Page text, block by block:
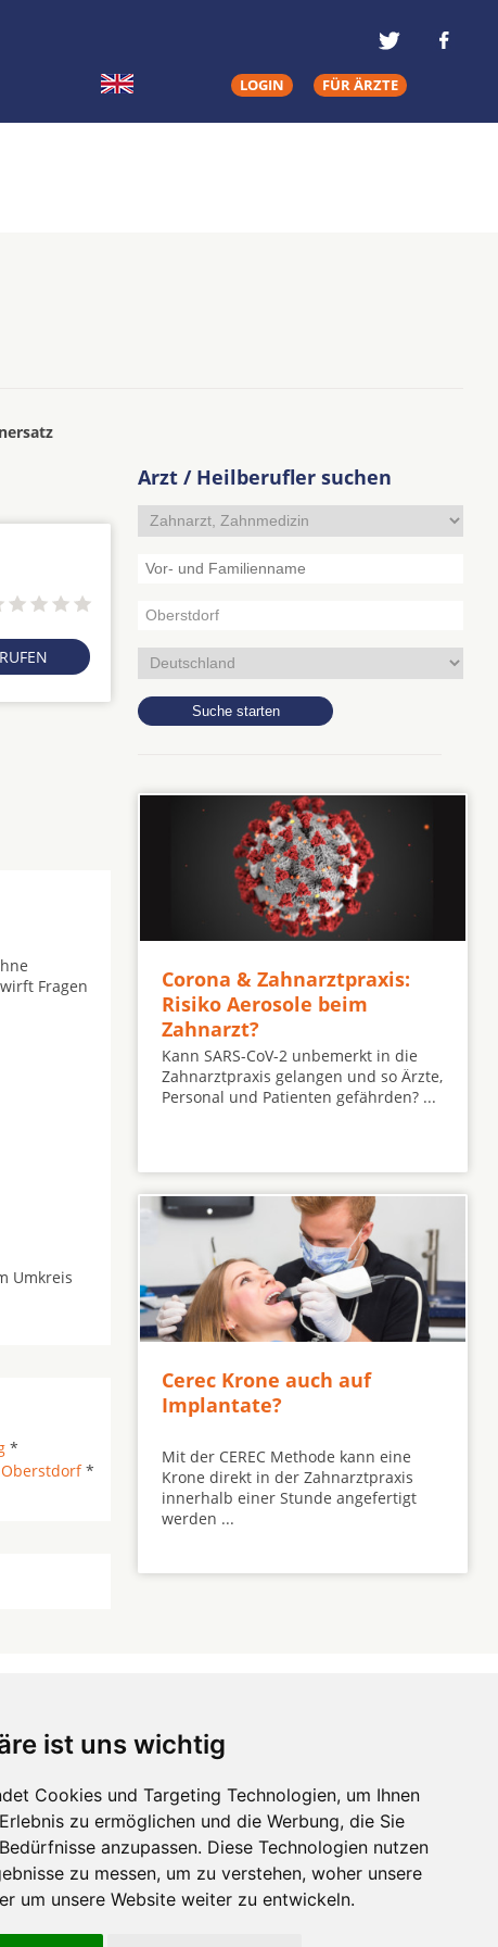
ist uns wichtig
Cookies und Targeting Technologien, um Ihnen
zu ermöglichen und die Werbung, die Sie
anzupassen. Diese Technologien nutzen
zu messen, um zu verstehen, woher unsere
um unsere Website weiter zu entwickeln.
LOGIN FÜR ÄRZTE
Fragen
Umkreis
*
Oberstdorf*
Arzt / Heilberufler suchen
Corona & Zahnarztpraxis:
Risiko Aerosole beim
Zahnarzt?
Kann SARS-CoV-2 unbemerkt in die
Zahnarztpraxis gelangen und so Ärzte,
Personal und Patienten gefährden? ...
Cerec Krone auch auf
Implantate?
Mit der CEREC Methode kann eine
Krone direkt in der Zahnarztpraxis
innerhalb einer Stunde angefertigt
werden ...
...
Hörgeräte
Zahnarztsuche
die-
zahnarztempfehlung.com
die-endverbraucher.com